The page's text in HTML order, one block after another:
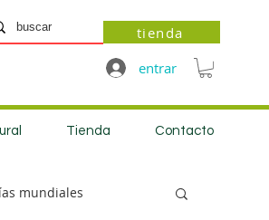
tienda
entrar
Tienda Contacto
mundiales